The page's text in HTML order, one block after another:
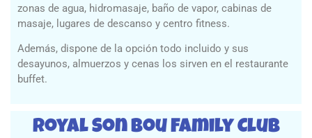
zonas de agua, hidromasaje, baño de vapor, cabinas de
masaje, lugares de descanso y centro fitness.
Además, dispone de la opción todo incluido y sus
desayunos, almuerzos y cenas los sirven en el restaurante
buffet.
Royal Son Bou Family Club